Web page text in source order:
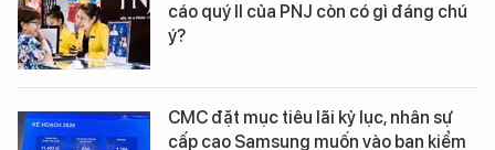
cáo quý II của PNJ còn có gì đáng chú
ý?
CMC đặt mục tiêu lãi kỷ lục, nhân sự
cấp cao Samsung muốn vào ban kiểm